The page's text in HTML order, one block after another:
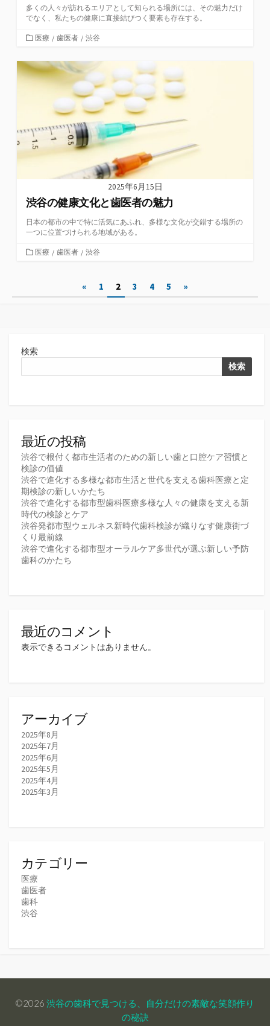
多くの人々が訪れるエリアとして知られる場所には、その魅力だけ
でなく、私たちの健康に直接結びつく要素も存在する。
カ
ゴ
リ
ー
医療 / 歯医者 / 渋谷
2025年6月15日
渋谷の健康文化と歯医者の魅力
日本の都市の中で特に活気にあふれ、多様な文化が交錯する場所の
一つに位置づけられる地域がある。
カ
ー
医療 / 歯医者 / 渋谷
ペ
り
« 1 2 3 4 5 »
検索
検索
最近の投稿
渋谷で根付く都市生活者のための新しい歯と口腔ケア習慣と
検診の価値
渋谷で進化する多様な都市生活と世代を支える歯科医療と定
期検診の新しいかたち
渋谷で進化する都市型歯科医療多様な人々の健康を支える新
時代の検診とケア
渋谷発都市型ウェルネス新時代歯科検診が織りなす健康街づ
くり最前線
渋谷で進化する都市型オーラルケア多世代が選ぶ新しい予防
歯科のかたち
最近のコメント
表示できるコメントはありません。
アーカイブ
2025年8月
2025年7月
2025年6月
2025年5月
2025年4月
2025年3月
カテゴリー
医療
歯医者
歯科
渋谷
©2026 渋谷の歯科で見つける、自分だけの素敵な笑顔作り
の秘訣